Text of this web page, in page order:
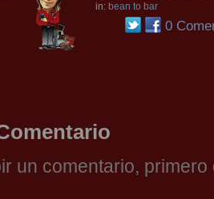
in: bean to bar
0
un comentario,